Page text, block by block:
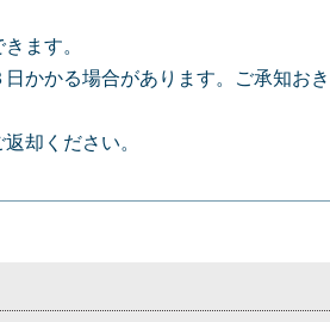
ます。
かかる場合があります。ご承知おき
却ください。